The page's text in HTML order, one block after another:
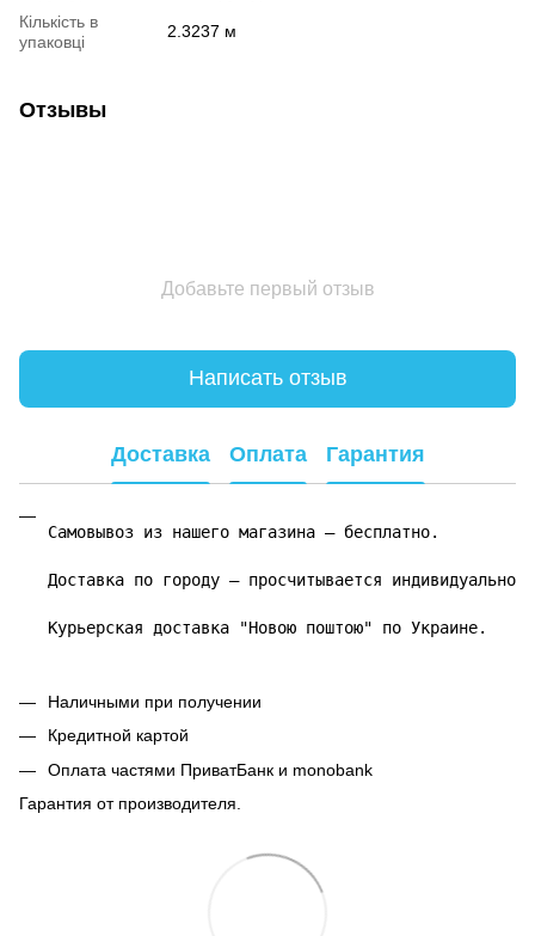
Кількість в
упаковці
2.3237 м
Отзывы
Добавьте первый отзыв
Написать отзыв
Доставка Оплата Гарантия
Самовывоз из нашего магазина – бесплатно.
Доставка по городу – просчитывается индивидуально.
Курьерская доставка "Новою поштою" по Украине.
Наличными при получении
Кредитной картой
Оплата частями ПриватБанк и monobank
Гарантия от производителя.